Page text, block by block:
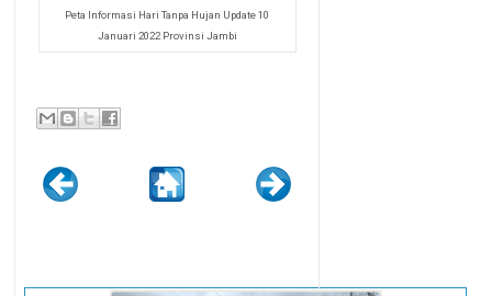
Peta Informasi Hari Tanpa Hujan Update 10
Januari 2022 Provinsi Jambi